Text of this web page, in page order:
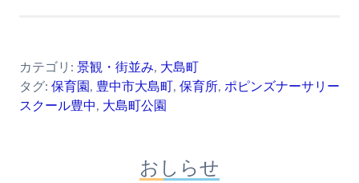
カテゴリ: 景観・街並み, 大島町
タグ: 保育園 , 豊中市大島町 , 保育所, ポピンズナーサリー
スクール豊中, 大島町公園
おしらせ